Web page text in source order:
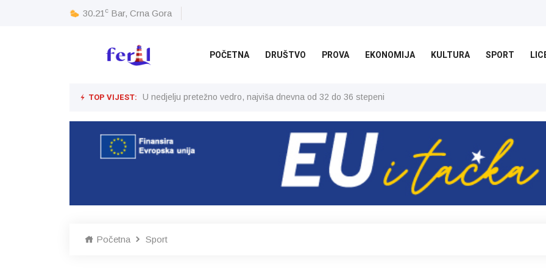
30.21 c Bar, Crna Gora
POČETNA DRUŠTVO PROVA EKONOMIJA KULTURA SPORT
TOP VIJEST: U nedjelju pretežno vedro, najviša dnevna od 32 do 36 stepeni
Početna Sport